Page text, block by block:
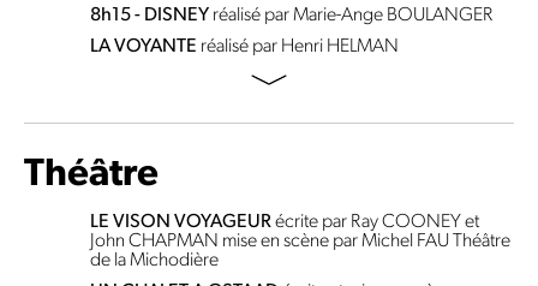
8h15 - DISNEY réalisé par Marie-Ange BOULANGER
LA VOYANTE réalisé par Henri HELMAN
Théâtre
LE VISON VOYAGEURécrite par Ray COONEY et
John CHAPMAN mise en scène par Michel FAU
Théâtre
de la Michodière